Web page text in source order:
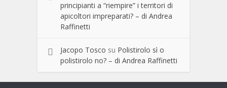
principianti a “riempire” i territori di
apicoltori impreparati? – di Andrea
Raffinetti
Jacopo Tosco su Polistirolo sì o
polistirolo no? – di Andrea Raffinetti